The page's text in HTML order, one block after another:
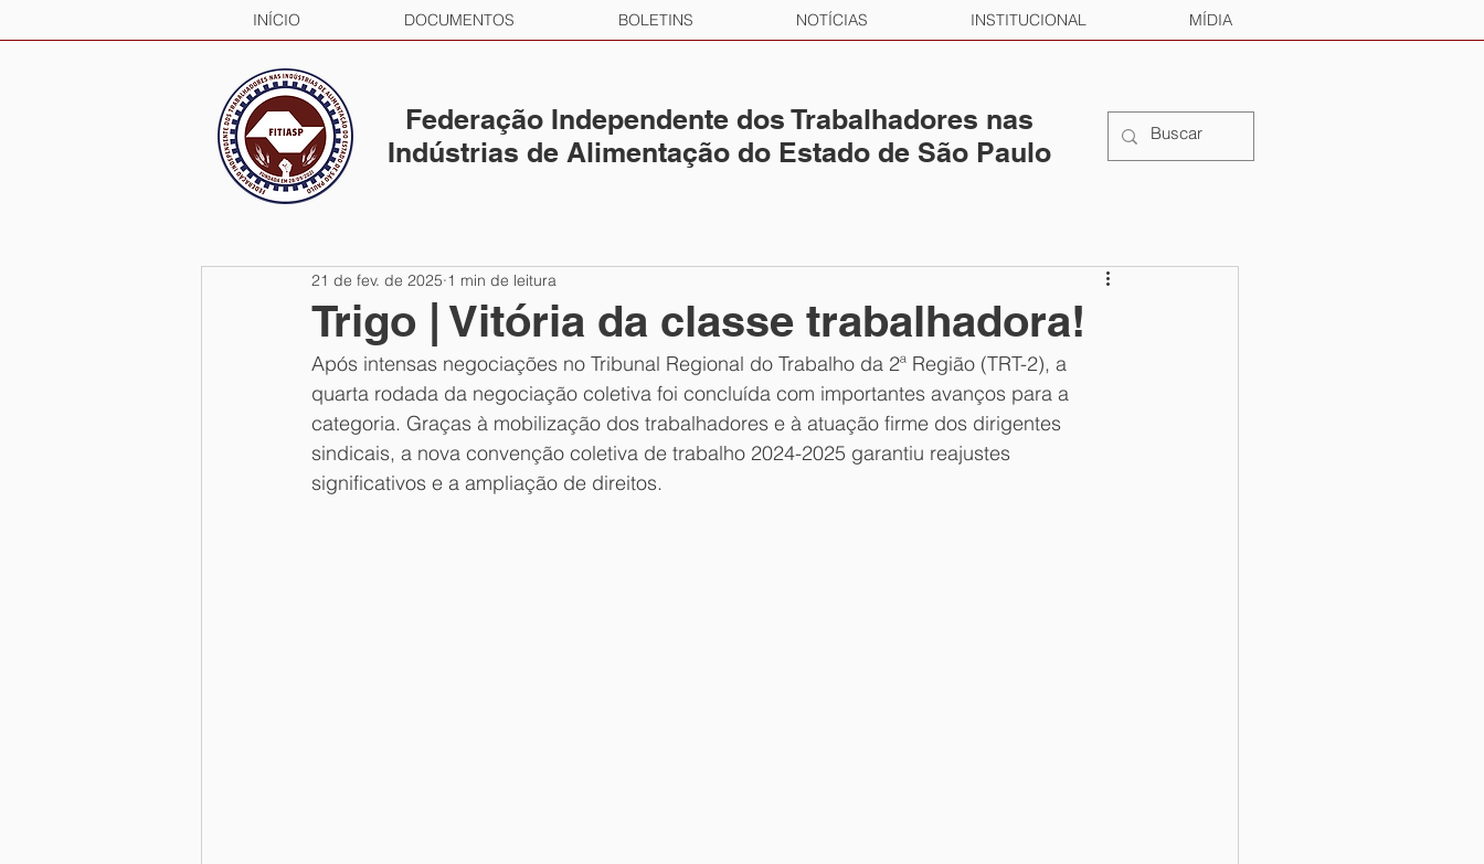
INÍCIO DOCUMENTOS BOLETINS NOTÍCIAS INSTITUCIONAL MÍDIA
Federação Independente dos Trabalhadores nas
Indústrias de Alimentação do Estado de São Paulo
Trigo | Vitória da classe trabalhadora!
21 de fev. de 2025 1 min de leitura
Após intensas negociações no Tribunal Regional do Trabalho da 2ª Região (TRT-2), a
quarta rodada da negociação coletiva foi concluída com importantes avanços para a
categoria. Graças à mobilização dos trabalhadores e à atuação firme dos dirigentes
sindicais, a nova convenção coletiva de trabalho 2024-2025 garantiu reajustes
significativos e a ampliação de direitos.